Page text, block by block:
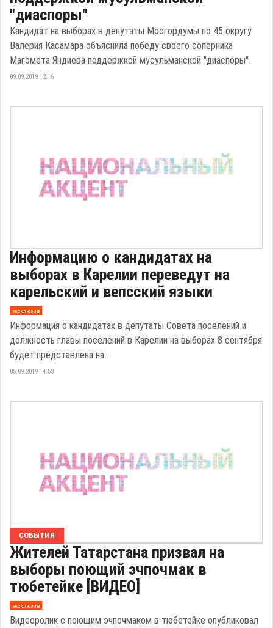
"диаспоры"
Кандидат на выборах в депутаты Мосгордумы по 45 округу
Валерия Касамара объяснила победу своего соперника
Магомета Яндиева поддержкой мусульманской "диаспоры".
09.09.2019 12:16
Информацию о кандидатах на
выборах в Карелии переведут на
карельский и вепсский языки
эксклюзив
Информация о кандидатах в депутаты Совета поселений и
должность главы поселений в Карелии на выборах 8 сентября
будет представлена на ...
05.09.2019 14:53
СОБЫТИЯ
Жителей Татарстана призвал на
выборы поющий эчпочмак в
тюбетейке [ВИДЕО]
эксклюзив
Видеоролик с поющим эчпочмаком в тюбетейке опубликовал